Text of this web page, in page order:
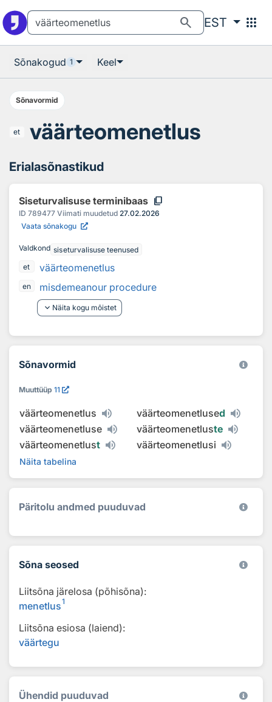
search EST apps
Sõnakogud 1 Keel
Sõnavormid
et väärteomenetlus
Erialasõnastikud
Siseturvalisuse terminibaas content_copy
ID 789477 Viimati muudetud 27.02.2026
Vaata sõnakogu
Valdkond siseturvalisuse teenused
et
väärteomenetlus
en
misdemeanour procedure
keyboard_arrow_down Näita kogu mõistet
Sõnavormid
Muuttüüp 11
väärteomenetlus väärteomenetlused
väärteomenetluse
väärteomenetluste
väärteomenetlust väärteomenetlusi
Näita tabelina
Päritolu andmed puuduvad
Sõna seosed
Liitsõna järelosa (põhisõna):
menetlus1
Liitsõna esiosa (laiend):
väärtegu
Ühendid puuduvad